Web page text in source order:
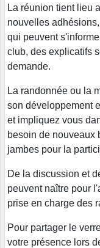
La réunion tient lieu
nouvelles
qui peuvent
club, des explicatifs
demande.
La randonnée ou la
son développement
et impliquez vous
besoin de nouveaux
jambes pour la
De la discussion et
peuvent naître pour
prise en charge des
Pour partager le
votre présence lors